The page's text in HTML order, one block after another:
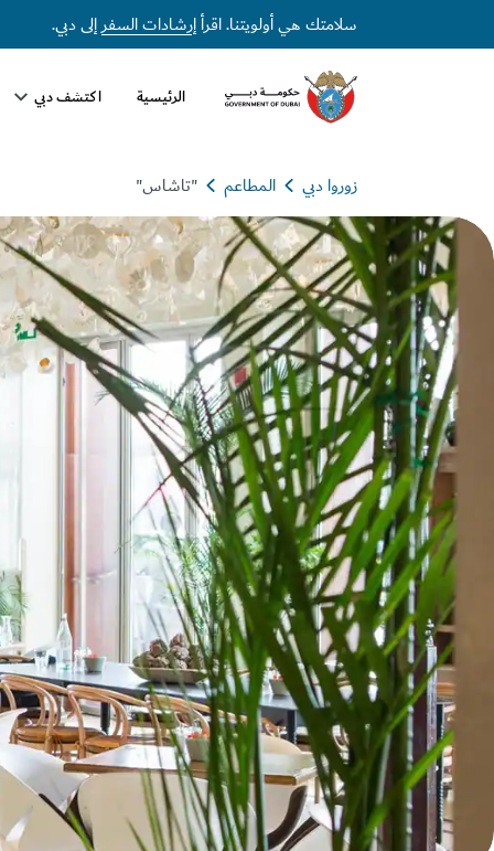
سلامتك هي أولويتنا. اقرأإرشادات السفرإلى دبي.
الرئيسية اكتشف دبي
زوروا دبي المطاعم "تاشاس"